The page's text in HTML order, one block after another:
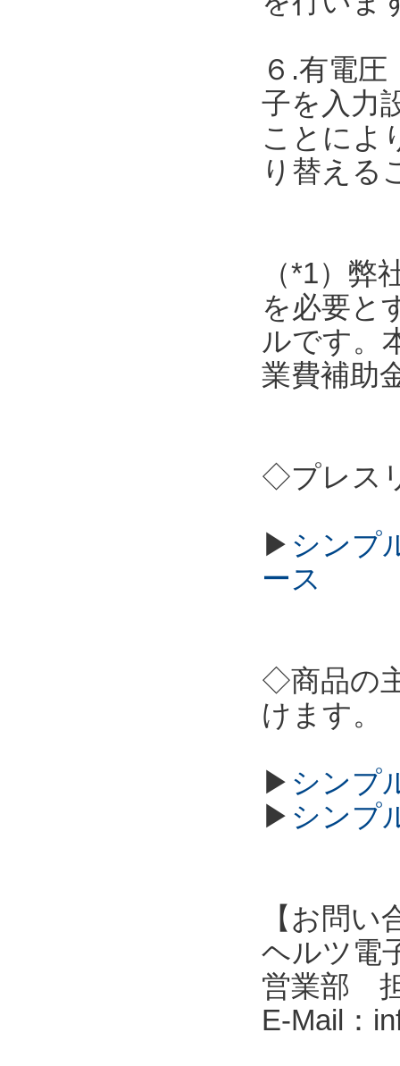
６.有電
子を入力
ことによ
り替える
（*1）
を必要と
ルです。
業費補助
◇プレス
▶ シンプ
ース
◇商品の
けます。
▶ シンプ
▶ シンプ
【お問い
ヘルツ電
営業部
E-Mail：